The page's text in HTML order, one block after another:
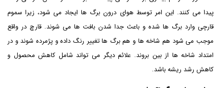
پیدا می کنند. این امر توسط هوای درون برگ ها ایجاد می شود، زیرا سموم
قارچی وارد برگ ها شده و باعث جدا شدن بافت ها می شوند. قارچ در واقع
موجب می شود هم شاخه ها و هم برگ ها تغییر رنگ داده و پژمرده شوند و در
امتداد شاخه ها از بین بروند. علائم دیگر می تواند شامل کاهش محصول و
کاهش رشد ریشه باشد.